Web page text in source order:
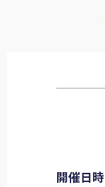
開催日時